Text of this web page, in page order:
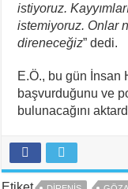
istiyoruz.
istemiyoruz. Onlar
direneceğiz” dedi.
E.Ö., bu gün İnsan
başvurduğunu ve
bulunacağını